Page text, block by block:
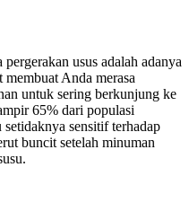
usus adalah adanya
membuat Anda merasa
untuk sering berkunjung ke
65% dari populasi
sensitif terhadap
buncit setelah minuman